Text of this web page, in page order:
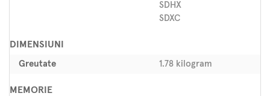
SDHX
SDXC
DIMENSIUNI
Greutate 1.78 kilogram
MEMORIE